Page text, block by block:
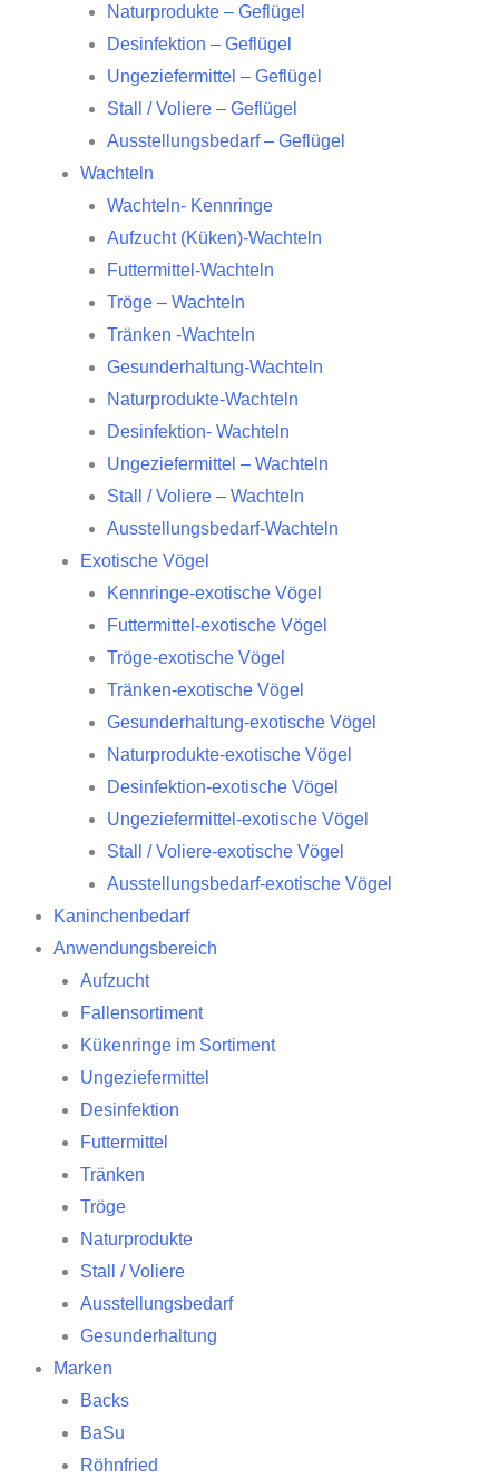
Naturprodukte – Geflügel
Desinfektion – Geflügel
Ungeziefermittel – Geflügel
Stall / Voliere – Geflügel
Ausstellungsbedarf – Geflügel
Wachteln
Wachteln- Kennringe
Aufzucht (Küken)-Wachteln
Futtermittel-Wachteln
Tröge – Wachteln
Tränken -Wachteln
Gesunderhaltung-Wachteln
Naturprodukte-Wachteln
Desinfektion- Wachteln
Ungeziefermittel – Wachteln
Stall / Voliere – Wachteln
Ausstellungsbedarf-Wachteln
Exotische Vögel
Kennringe-exotische Vögel
Futtermittel-exotische Vögel
Tröge-exotische Vögel
Tränken-exotische Vögel
Gesunderhaltung-exotische Vögel
Naturprodukte-exotische Vögel
Desinfektion-exotische Vögel
Ungeziefermittel-exotische Vögel
Stall / Voliere-exotische Vögel
Ausstellungsbedarf-exotische Vögel
Kaninchenbedarf
Anwendungsbereich
Aufzucht
Fallensortiment
Kükenringe im Sortiment
Ungeziefermittel
Desinfektion
Futtermittel
Tränken
Tröge
Naturprodukte
Stall / Voliere
Ausstellungsbedarf
Gesunderhaltung
Marken
Backs
BaSu
Röhnfried